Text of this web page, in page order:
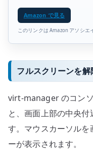
Amazon で見る
このリンクは Amazon アソシエ
フルスクリーンを
virt-manager のコン
と、画面上部の中央
す。マウスカーソル
ーが表示されます。